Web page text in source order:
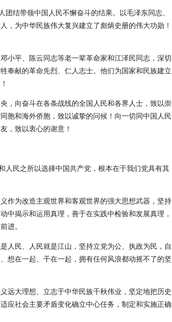
结带领中国人民不懈奋斗的结果。以毛泽东同志、
，为中华民族伟大复兴建立了彪炳史册的伟大功勋！
小平、陈云同志等老一辈革命家和江泽民同志，深切
奉献的革命先烈、仁人志士。他们为国家和民族建立
，向奋斗在各条战线的全国人民和各界人士，致以崇
胞和海外侨胞，致以诚挚的问候！向一切同中国人民
，致以衷心的谢意！
民之所以选择中国共产党，根本在于我们党具有其
作为改造主观世界和客观世界的强大思想武器，坚持
中揭示和运用真理，善于在实践中检验和发展真理，
进。
人民、人民就是江山，坚持立党为公、执政为民，自
想在一起、干在一起，拥有任何风浪都动摇不了的坚
远大理想、立志于中华民族千秋伟业，坚定地把历史
应社会主要矛盾变化确立中心任务，制定和实施正确